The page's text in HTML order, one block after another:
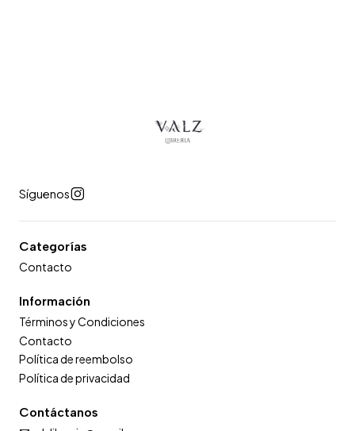
Síguenos
Categorías
Contacto
Información
Términos y Condiciones
Contacto
Política de reembolso
Política de privacidad
Contáctanos